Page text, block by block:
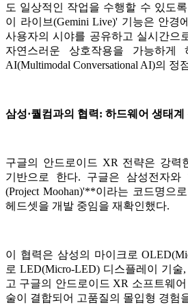
도 일상적인 작업을 수행할 수 있도
이 라이브(Gemini Live)' 기능은 안경
사용자의 시야를 공유하고 실시간으
자연스러운 상호작용을 가능하게
AI(Multimodal Conversational AI)의 정
삼성·퀄컴과의 협력: 하드웨어 생태계
구글의 안드로이드 XR 전략은 강력
기반으로 한다. 구글은 삼성전자
(Project Moohan)'**이라는 코드명으
헤드셋을 개발 중임을 재확인했다.
이 협력은 삼성의 마이크로
로 LED(Micro-LED) 디스플레이 기술
고 구글의 안드로이드 XR 소프트웨
술이 결합되어 고품질의 몰입형 경험